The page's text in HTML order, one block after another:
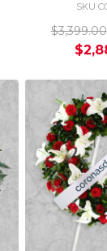
SKU
$3,399.00